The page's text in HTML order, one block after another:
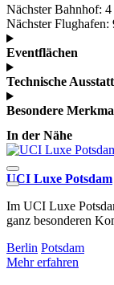
Nächster Bahnhof: 4
Nächster Flughafen:
Eventflächen
Technische
Besondere
In der Nähe
UCI Luxe Potsdam
Im UCI Luxe
ganz besonderen
Berlin Potsdam
Mehr erfahren